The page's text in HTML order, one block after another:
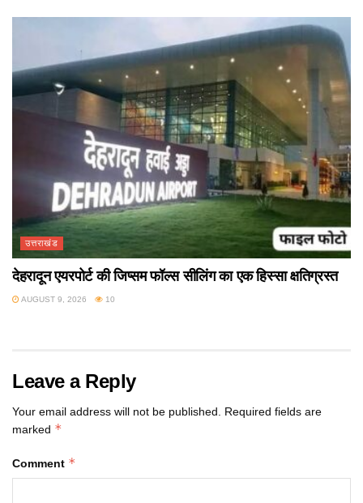
उत्तराखंड
देहरादून एयरपोर्ट की जिप्सम फॉल्स सीलिंग का एक हिस्सा क्षतिग्रस्त
AUGUST 9, 2026 10
Leave a Reply
Your email address will not be published. Required fields are
marked *
Comment *